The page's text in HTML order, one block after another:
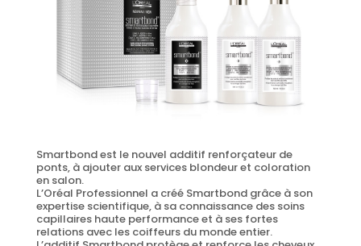
Smartbond est le nouvel additif renforçateur de
ponts, à ajouter aux services blondeur et coloration
en salon.
L’Oréal Professionnel a créé Smartbond grâce à son
expertise scientifique, à sa connaissance des soins
capillaires haute performance et à ses fortes
relations avec les coiffeurs du monde entier.